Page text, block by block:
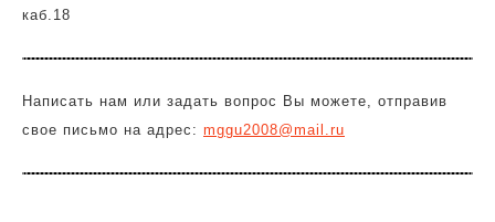
каб.18
Написать нам или задать вопрос Вы можете, отправив
свое письмо на адрес: mggu2008@mail.ru